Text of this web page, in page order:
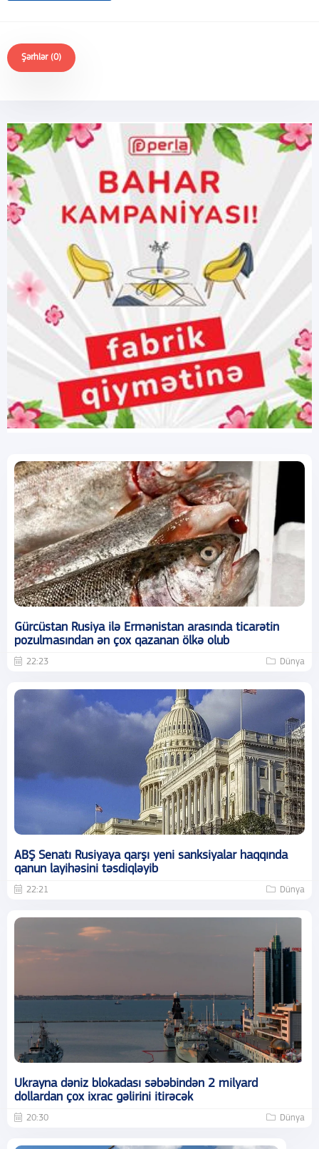
Şərhlər (0)
Gürcüstan Rusiya ilə Ermənistan arasında ticarətin
pozulmasından ən çox qazanan ölkə olub
22:23 Dünya
ABŞ Senatı Rusiyaya qarşı yeni sanksiyalar haqqında
qanun layihəsini təsdiqləyib
22:21 Dünya
Ukrayna dəniz blokadası səbəbindən 2 milyard
dollardan çox ixrac gəlirini itirəcək
20:30 Dünya